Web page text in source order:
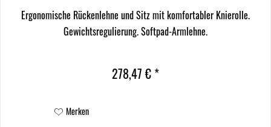
Ergonomische Rückenlehne und Sitz mit komfortabler Knierolle.
Gewichtsregulierung. Softpad-Armlehne.
278,47 € *
Merken